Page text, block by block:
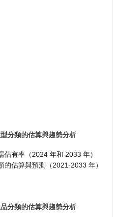
分類的估算與趨勢分析
有率（2024 年和 2033 年）
的估算與預測（2021-2033 年）
分類的估算與趨勢分析